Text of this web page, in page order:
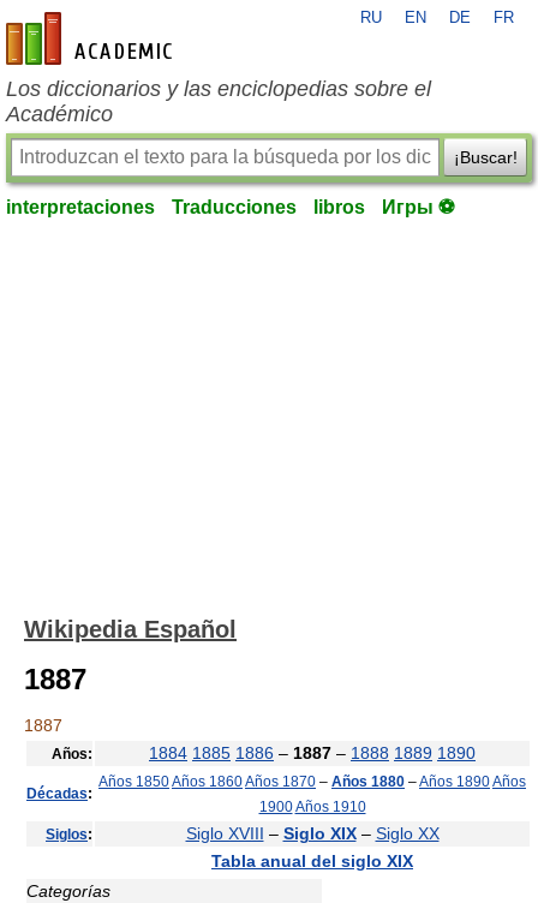
es-academic.com
RU EN DE FR
Los diccionarios y las enciclopedias sobre el
Académico
¡Buscar!
interpretaciones Traducciones libros Игры ⚽
Wikipedia Español
1887
1887
Años: 1884 1885 1886 – 1887 – 1888 1889 1890
Décadas:
Años 1850Años 1860Años 1870 – Años 1880 –Años 1890Años
1900Años 1910
Siglos: Siglo XVIII – Siglo XIX– Siglo XX
Tabla anual del siglo XIX
Categorías